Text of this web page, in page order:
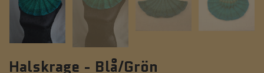
Halskrage - Blå/Grön